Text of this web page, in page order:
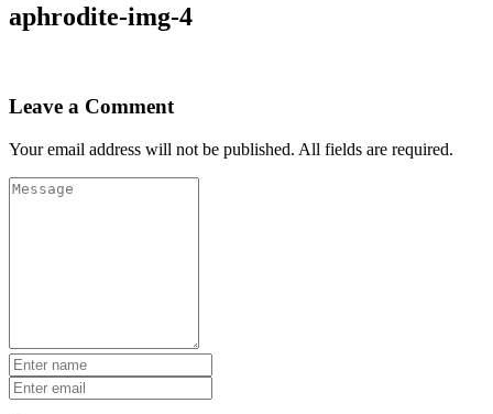
aphrodite-img-4
Leave a Comment
Your email address will not be published. All fields are required.